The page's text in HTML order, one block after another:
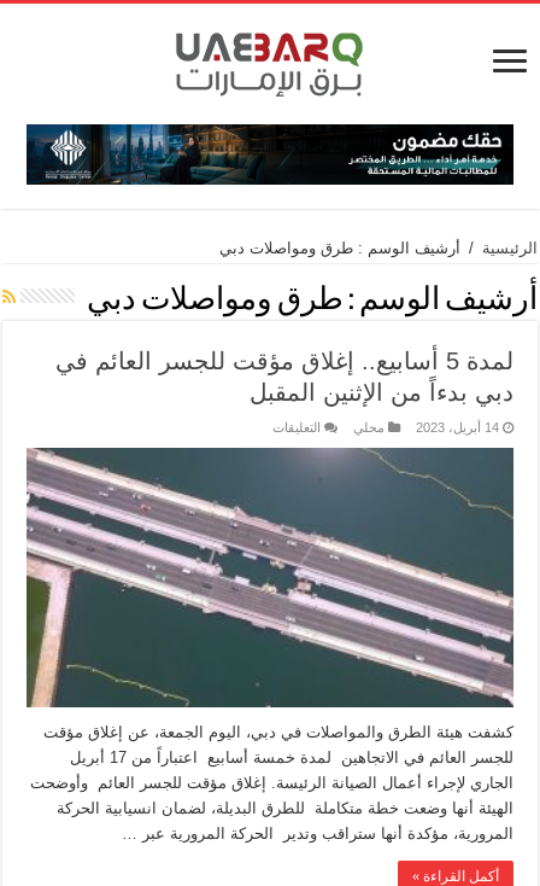
الرئيسية / أرشيف الوسم : طرق ومواصلات دبي
أرشيف الوسم : طرق ومواصلات دبي
لمدة 5 أسابيع.. إغلاق مؤقت للجسر العائم في
دبي بدءاً من الإثنين المقبل
14 أبريل، 2023 محلي التعليقات
كشفت هيئة الطرق والمواصلات في دبي، اليوم الجمعة، عن إغلاق مؤقت
للجسر العائم في الاتجاهين لمدة خمسة أسابيع اعتباراً من 17 أبريل
الجاري لإجراء أعمال الصيانة الرئيسة. إغلاق مؤقت للجسر العائم وأوضحت
الهيئة أنها وضعت خطة متكاملة للطرق البديلة، لضمان انسيابية الحركة
المرورية، مؤكدة أنها ستراقب وتدير الحركة المرورية عبر …
أكمل القراءة »